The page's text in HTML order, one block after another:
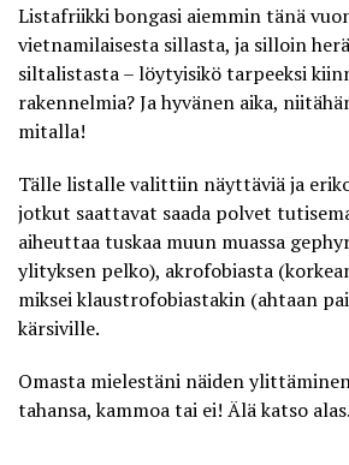
Listafriikkibongasi aiemmin tänä
vietnamilaisesta sillasta, ja silloin
siltalistasta – löytyisikö tarpeeksi
rakennelmia? Ja hyvänen aika,
mitalla!
Tälle listalle valittiin näyttäviä ja
jotkut saattavat saada polvet
aiheuttaa tuskaa muun muassa
ylityksen pelko), akrofobiasta
miksei klaustrofobiastakin (ahtaan
kärsiville.
Omasta mielestäni näiden
tahansa, kammoa tai ei! Älä katso